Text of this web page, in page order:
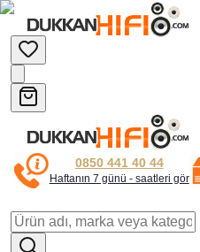
0850 441 40 44
Haftanın 7 günü - saatleri gör